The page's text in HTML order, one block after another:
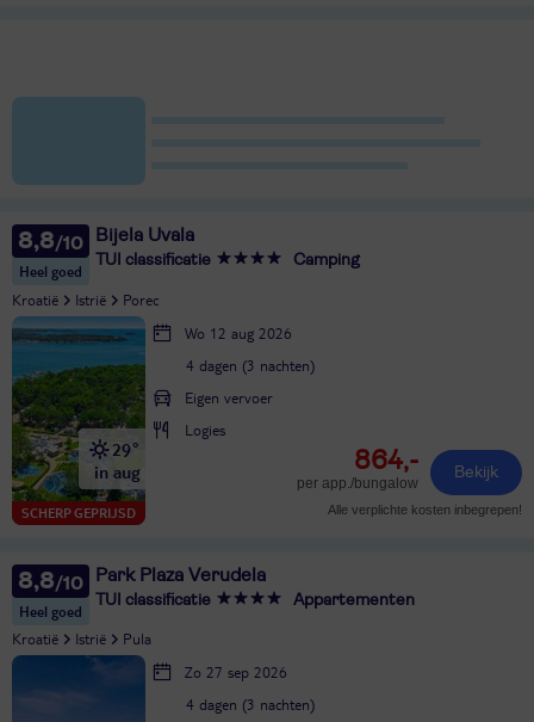
8,8
Heel goed
Bijela Uvala
TUI classificatie Camping
Kroatië Istrië Porec
SCHERP GEPRIJSD
29°
in aug
Wo 12 aug 2026
4 dagen (3 nachten)
Eigen vervoer
Logies
864,-
per app./bungalow
Bekijk
Alle verplichte kosten inbegrepen!
8,8
Heel goed
Park Plaza Verudela
TUI classificatie Appartementen
Kroatië Istrië
Pula
Zo 27 sep 2026
4 dagen (3 nachten)